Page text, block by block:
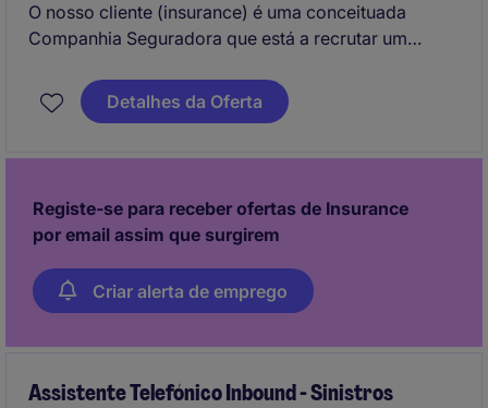
O nosso cliente (insurance) é uma conceituada
Companhia Seguradora que está a recrutar um
escritórios em Lisboa (Lisbon). Irá assegurar a
gestão eficiente dos fundos de pensões, realizar
Detalhes da Oferta
Registe-se para receber ofertas de Insurance
por email assim que surgirem
Criar alerta de emprego
Assistente Telefónico Inbound - Sinistros